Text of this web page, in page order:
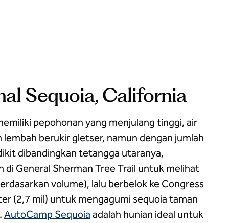
Sequoia, California
pepohonan yang menjulang tinggi, air
berukir gletser, namun dengan jumlah
dibandingkan tetangga utaranya,
di General Sherman Tree Trail untuk melihat
volume), lalu berbelok ke Congress
(2,7 mil) untuk mengagumi sequoia taman
AutoCamp Sequoia adalah hunian ideal untuk